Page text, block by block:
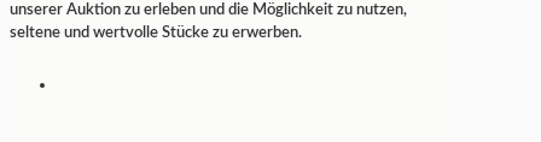
unserer Auktion zu erleben und die Möglichkeit zu nutzen,
seltene und wertvolle Stücke zu erwerben.